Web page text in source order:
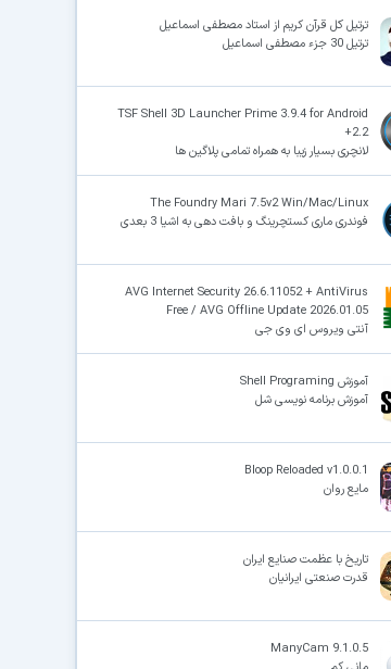
ترتیل کل قرآن کریم از استاد مصطفی اسماعیل
ترتیل 30 جزء مصطفی اسماعیل
TSF Shell 3D Launcher Prime 3.9.4 for Android
+2.2
لانچری بسیار زیبا به همراه تمامی پلاگین ها
The Foundry Mari 7.5v2 Win/Mac/Linux
فوندری ماری کستچرینگ و بافت دهی به اشیا 3 بعدی
AVG Internet Security 26.6.11052 + AntiVirus
Free / AVG Offline Update 2026.01.05
آنتی ویروس ای وی جی
آموزش Shell Programing
آموزش برنامه نویسی شل
Bloop Reloaded v1.0.0.1
مایع روان
تاریخ با عظمت صنایع ایران
قدرت صنعتی ایرانیان
ManyCam 9.1.0.5